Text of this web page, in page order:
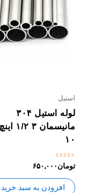
استیل
لوله استیل ۳۰۴
۱۰
نمره
0
از
5
تومان۶۵۰,۰۰۰
افزودن به سبد خرید